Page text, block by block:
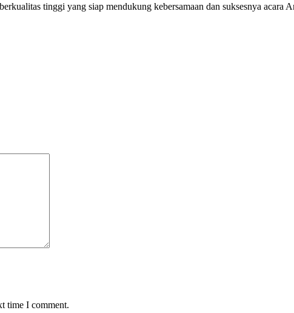
tinggi yang siap mendukung kebersamaan dan suksesnya acara
time I comment.